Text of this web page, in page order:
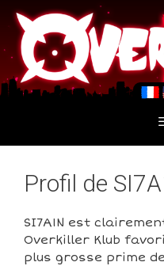
Aller
au
contenu
Aller
au
contenu
Profil de
SI7A1N est
Overkiller Klub favori
plus grosse prime